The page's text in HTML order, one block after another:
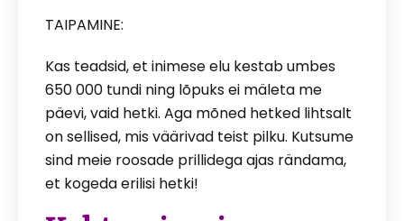
TAIPAMINE:
Kas teadsid, et inimese elu kestab umbes
650 000 tundi ning lõpuks ei mäleta me
päevi, vaid hetki. Aga mõned hetked lihtsalt
on sellised, mis väärivad teist pilku. Kutsume
sind meie roosade prillidega ajas rändama,
et kogeda erilisi hetki!